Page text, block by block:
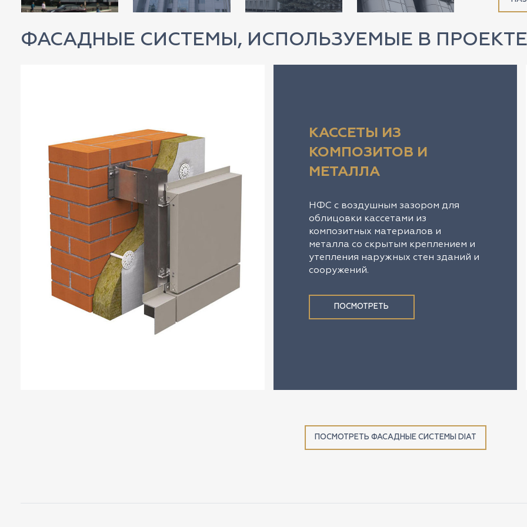
ФАСАДНЫЕ СИСТЕМЫ, ИСПОЛЬЗУЕМЫЕ В ПРОЕКТЕ
КАССЕТЫ ИЗ
КОМПОЗИТОВ И
МЕТАЛЛА
НФС с воздушным зазором для
облицовки кассетами из
композитных материалов и
металла со скрытым креплением и
утепления наружных стен зданий и
сооружений.
ПОСМОТРЕТЬ
ПОСМОТРЕТЬ ФАСАДНЫЕ СИСТЕМЫ DIAT